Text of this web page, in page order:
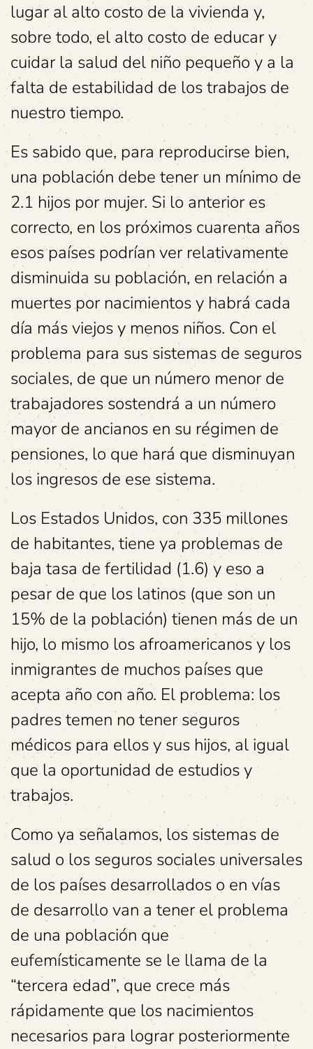
lugar al alto costo de la vivienda y,
sobre todo, el alto costo de educar y
cuidar la salud del niño pequeño y a la
falta de estabilidad de los trabajos de
nuestro tiempo.
Es sabido que, para reproducirse bien,
una población debe tener un mínimo de
2.1 hijos por mujer. Si lo anterior es
correcto, en los próximos cuarenta años
esos países podrían ver relativamente
disminuida su población, en relación a
muertes por nacimientos y habrá cada
día más viejos y menos niños. Con el
problema para sus sistemas de seguros
sociales, de que un número menor de
trabajadores sostendrá a un número
mayor de ancianos en su régimen de
pensiones, lo que hará que disminuyan
los ingresos de ese sistema.
Los Estados Unidos, con 335 millones
de habitantes, tiene ya problemas de
baja tasa de fertilidad (1.6) y eso a
pesar de que los latinos (que son un
15% de la población) tienen más de un
hijo, lo mismo los afroamericanos y los
inmigrantes de muchos países que
acepta año con año. El problema: los
padres temen no tener seguros
médicos para ellos y sus hijos, al igual
que la oportunidad de estudios y
trabajos.
Como ya señalamos, los sistemas de
salud o los seguros sociales universales
de los países desarrollados o en vías
de desarrollo van a tener el problema
de una población que
eufemísticamente se le llama de la
“tercera edad”, que crece más
rápidamente que los nacimientos
necesarios para lograr posteriormente